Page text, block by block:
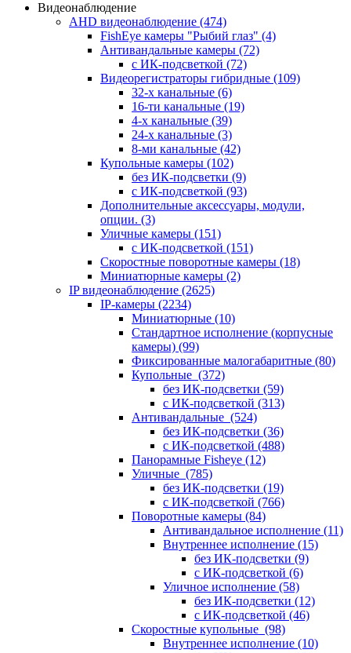
Видеонаблюдение
AHD видеонаблюдение (474)
FishEye камеры "Рыбий глаз" (4)
Антивандальные камеры (72)
с ИК-подсветкой (72)
Видеорегистраторы гибридные (109)
32-х канальные (6)
16-ти канальные (19)
4-х канальные (39)
24-х канальные (3)
8-ми канальные (42)
Купольные камеры (102)
без ИК-подсветки (9)
с ИК-подсветкой (93)
Дополнительные аксессуары, модули,
опции. (3)
Уличные камеры (151)
с ИК-подсветкой (151)
Скоростные поворотные камеры (18)
Миниатюрные камеры (2)
IP видеонаблюдение (2625)
IP-камеры (2234)
Миниатюрные (10)
Стандартное исполнение (корпусные
камеры) (99)
Фиксированные малогабаритные (80)
Купольные (372)
без ИК-подсветки (59)
с ИК-подсветкой (313)
Антивандальные (524)
без ИК-подсветки (36)
с ИК-подсветкой (488)
Панорамные Fisheye (12)
Уличные (785)
без ИК-подсветки (19)
с ИК-подсветкой (766)
Поворотные камеры (84)
Антивандальное исполнение (11)
Внутреннее исполнение (15)
без ИК-подсветки (9)
с ИК-подсветкой (6)
Уличное исполнение (58)
без ИК-подсветки (12)
с ИК-подсветкой (46)
Скоростные купольные (98)
Внутреннее исполнение (10)